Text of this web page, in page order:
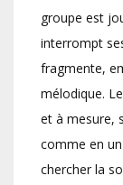
groupe est
interrompt
fragmente,
mélodique.
et à mesure,
comme en
chercher la